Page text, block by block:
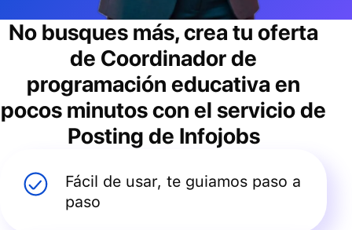
No busques más, crea tu oferta
de Coordinador de
programación educativa en
pocos minutos con el servicio de
Posting de Infojobs
Fácil de usar, te guiamos paso a
paso